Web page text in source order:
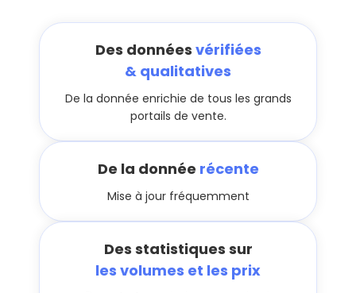
Des données vérifiées
& qualitatives
De la donnée enrichie de tous les grands
portails de vente.
De la donnée récente
Mise à jour fréquemment
Des statistiques sur
les volumes et les prix